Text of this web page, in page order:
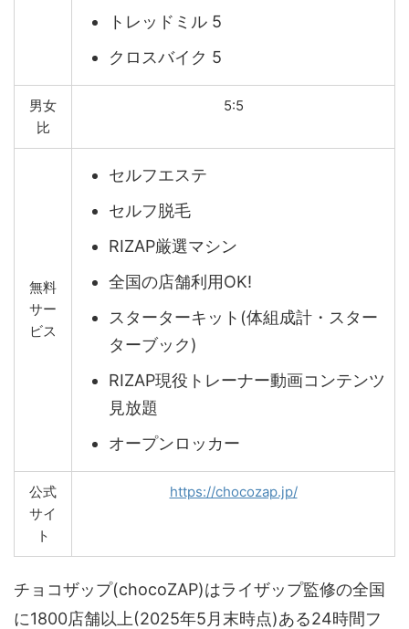
トレッドミル 5
クロスバイク 5
男女
比
5:5
無料
サー
ビス
セルフエステ
セルフ脱毛
RIZAP厳選マシン
全国の店舗利用OK!
スターターキット(体組成計・スター
ターブック)
RIZAP現役トレーナー動画コンテンツ
見放題
オープンロッカー
公式
サイ
ト
https://chocozap.jp/
チョコザップ(chocoZAP)はライザップ監修の全国
に1800店舗以上(2025年5月末時点)ある24時間フ